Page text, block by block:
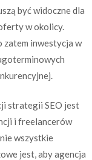
być widoczne dla
w okolicy.
zatem inwestycja w
strategii SEO jest
i freelancerów
wszystkie
jest, aby agencja